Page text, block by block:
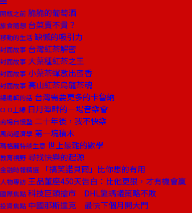
開瓶之前 脆脆的葡萄酒
旅食隨想 台菜賣不貴？
移動的生活 缺憾的吸引力
封面故事 台灣紅茶解密
封面故事 大葉種紅茶之王
封面故事 小葉茶蟬激出蜜香
封面故事 高山紅茶烏龍茶魂
總編輯的話 台灣需要更多的卡魯納
CEO上線 日月潭畔的一場音樂會
商場自慢塾 二十年後，我不快樂
風尚經濟學 第一塊積木
瑪格麗特談生意 世上最難的數學
教育視野 尋找快樂的起源
金融時報精選 「搞笑諾貝爾」比你想的有用
人物專訪 王品董座450天告白：比他更狠，才有機會贏
國際焦點 科技巨頭搶市 DHL靠螞蟻策略不敗
投資焦點 中國那斯達克 最快下個月開大門